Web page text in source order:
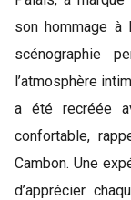
son hommage à
scénographie
l’atmosphère
a été recréée
confortable,
Cambon. Une
d’apprécier